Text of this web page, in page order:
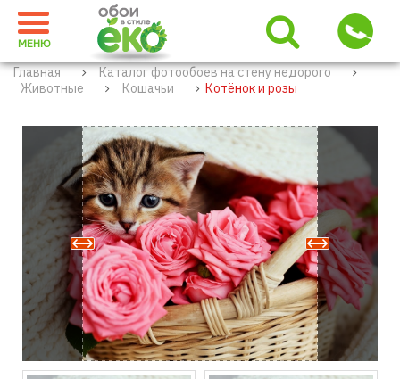
МЕНЮ
Главная
Каталог фотообоев на стену недорого
Животные
Кошачьи Котёнок и розы